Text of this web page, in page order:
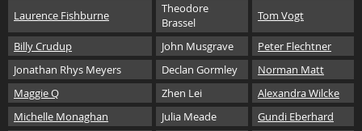
Laurence Fishburne
Theodore
Brassel
Tom Vogt
Billy Crudup John Musgrave
Peter Flechtner
Jonathan Rhys Meyers
Declan Gormley
Norman Matt
Maggie Q
Zhen Lei
Alexandra Wilcke
Michelle Monaghan
Julia Meade Gundi Eberhard